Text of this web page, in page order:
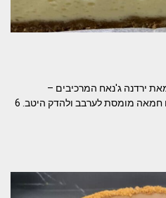
ירדנה ג'נאח המרכיבים –
לתחתית : שרוול ביסקויטים 80 גרם חמאה מומסת לערבב ולהדק היטב. 6